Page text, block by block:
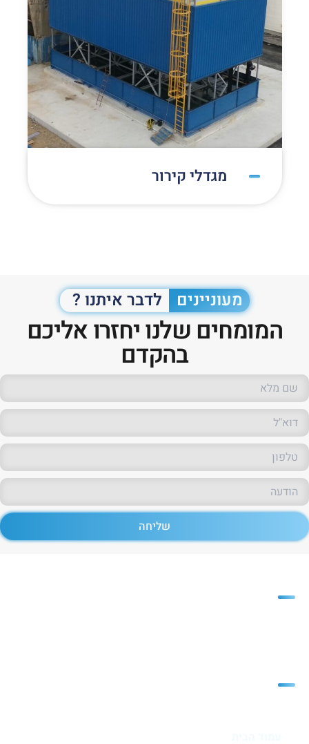
מגדלי קירור
מעוניינים לדבר איתנו ?
המומחים שלנו יחזרו אליכם
בהקדם
שליחה
פריזמה
מפת האתר